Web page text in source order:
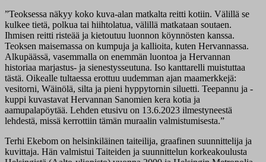
”Teoksessa näkyy koko kuva-alan matkalta reitti kotiin. Välillä se
kulkee tietä, polkua tai hiihtolatua, välillä matkataan soutaen.
Ihmisen reitti risteää ja kietoutuu luonnon köynnösten kanssa.
Teoksen maisemassa on kumpuja ja kallioita, kuten Hervannassa.
Alkupäässä, vasemmalla on enemmän luontoa ja Hervannan
historiaa marjastus- ja sienestysseutuna. Iso kanttarelli muistuttaa
tästä. Oikealle tultaessa erottuu uudemman ajan maamerkkejä:
vesitorni, Wäinölä, silta ja pieni hyppytornin siluetti. Teepannu ja -
kuppi kuvastavat Hervannan Sanomien kera kotia ja
aamupalapöytää. Lehden etusivu on 13.6.2023 ilmestyneestä
lehdestä, missä kerrottiin tämän muraalin valmistumisesta.”
Terhi Ekebom on helsinkiläinen taiteilija, graafinen suunnittelija ja
kuvittaja. Hän valmistui Taiteiden ja suunnittelun korkeakoulusta